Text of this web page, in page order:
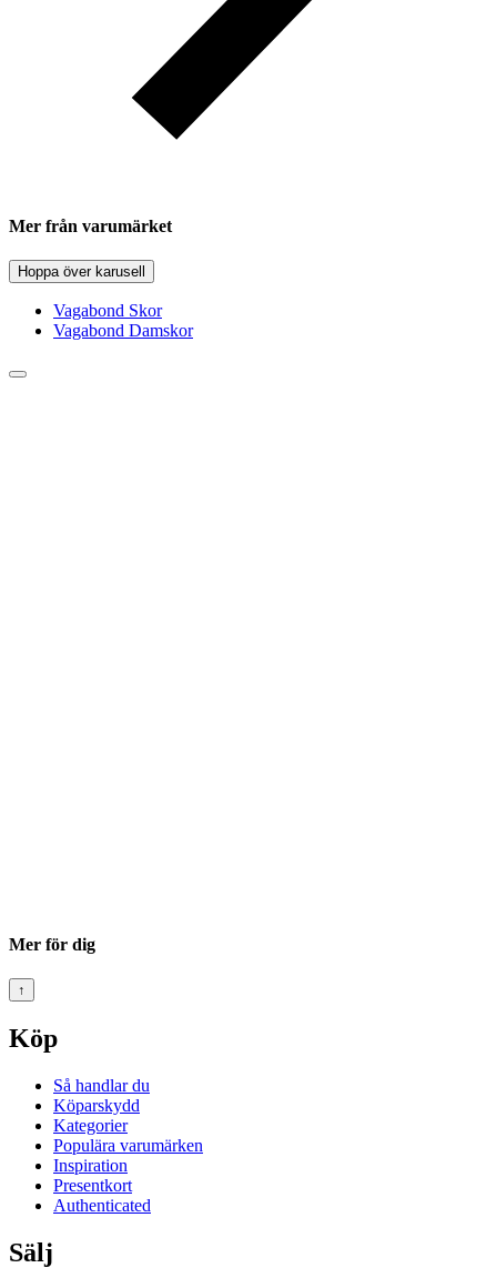
Mer från varumärket
Hoppa över karusell
Vagabond Skor
Vagabond Damskor
Mer för dig
↑
Köp
Så handlar du
Köparskydd
Kategorier
Populära varumärken
Inspiration
Presentkort
Authenticated
Sälj